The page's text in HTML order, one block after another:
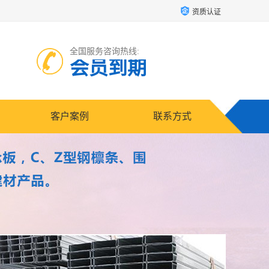
资质认证
全国服务咨询热线:
会员到期
客户案例 联系方式